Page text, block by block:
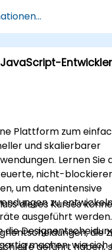
mit React
und Backend-
um Full-Stack-
Praktiken zur
zu
Entwickler
Plattform zum
und skalierbarer
Lernen Sie
nicht-
um datenintensive
zu
ausgeführt
die
machen, wie sich
dieses Kurses
die
geführt haben,